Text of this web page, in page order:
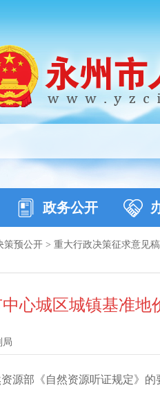
政务公开
策预公开 > 重大行政决策征求意见
心城区城镇基准地
局
源部《自然资源听证规定》